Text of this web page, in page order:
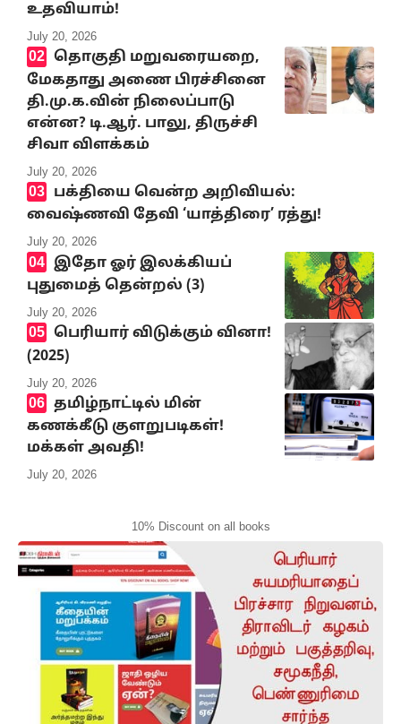
உதவியாம்!
July 20, 2026
தொகுதி மறுவரையறை,
மேகதாது அணை பிரச்சினை
தி.மு.க.வின் நிலைப்பாடு
என்ன? டி.ஆர். பாலு, திருச்சி
சிவா விளக்கம்
July 20, 2026
பக்தியை வென்ற அறிவியல்:
வைஷ்ணவி தேவி ‘யாத்திரை’ ரத்து!
July 20, 2026
இதோ ஓர் இலக்கியப்
புதுமைத் தென்றல் (3)
July 20, 2026
பெரியார் விடுக்கும் வினா!
(2025)
July 20, 2026
தமிழ்நாட்டில் மின்
கணக்கீடு குளறுபடிகள்!
மக்கள் அவதி!
July 20, 2026
10% Discount on all books